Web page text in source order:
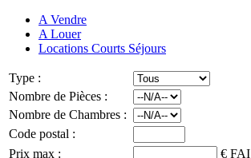
A Vendre
A Louer
Locations Courts Séjours
Type :
Nombre de Pièces :
Nombre de Chambres :
Code postal :
Prix max :
€ FAI